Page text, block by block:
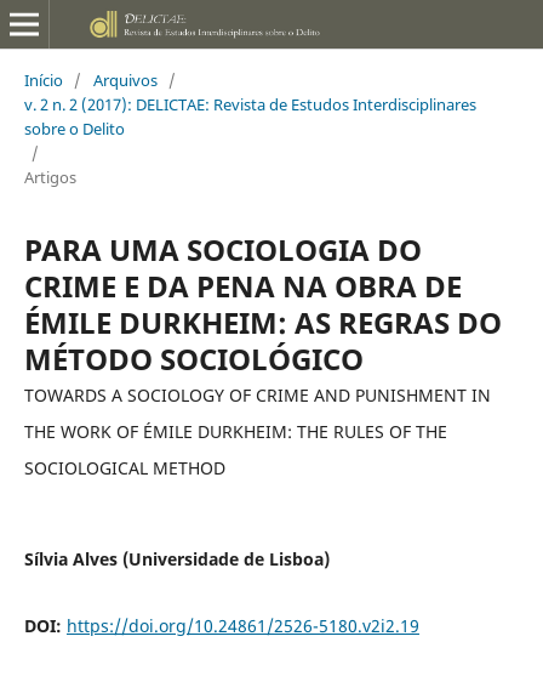
Início / Arquivos /
v. 2 n. 2 (2017): DELICTAE: Revista de Estudos Interdisciplinares
sobre o Delito
/
Artigos
PARA UMA SOCIOLOGIA DO
CRIME E DA PENA NA OBRA DE
ÉMILE DURKHEIM: AS REGRAS DO
MÉTODO SOCIOLÓGICO
TOWARDS A SOCIOLOGY OF CRIME AND PUNISHMENT IN
THE WORK OF ÉMILE DURKHEIM: THE RULES OF THE
SOCIOLOGICAL METHOD
Sílvia Alves (Universidade de Lisboa)
DOI: https://doi.org/10.24861/2526-5180.v2i2.19